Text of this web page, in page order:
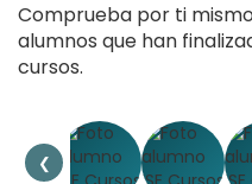
Comprueba por ti
alumnos que han
cursos.
❮